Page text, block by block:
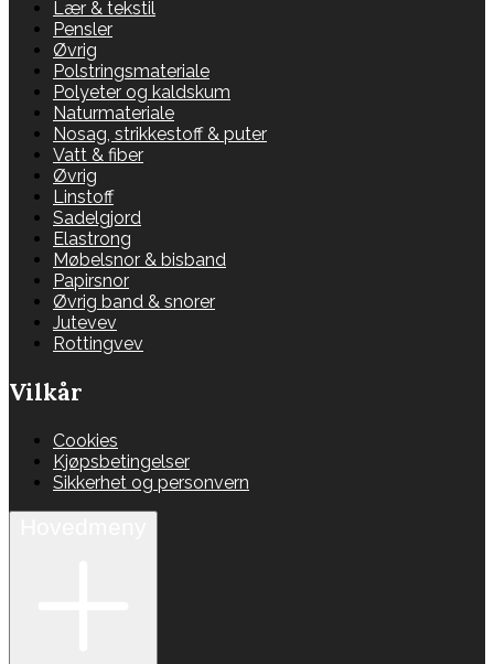
Lær & tekstil
Pensler
Øvrig
Polstringsmateriale
Polyeter og kaldskum
Naturmateriale
Nosag, strikkestoff & puter
Vatt & fiber
Øvrig
Linstoff
Sadelgjord
Elastrong
Møbelsnor & bisband
Papirsnor
Øvrig band & snorer
Jutevev
Rottingvev
Vilkår
Cookies
Kjøpsbetingelser
Sikkerhet og personvern